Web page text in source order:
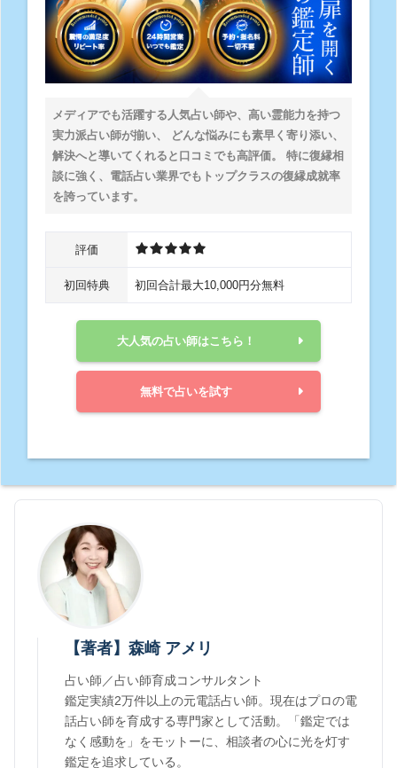
メディアでも活躍する人気占い師や、高い霊能力を持つ
実力派占い師が揃い、 どんな悩みにも素早く寄り添い、
解決へと導いてくれると口コミでも高評価。 特に復縁相
談に強く、電話占い業界でもトップクラスの復縁成就率
を誇っています。
評価
初回特典 初回合計最大10,000円分無料
大人気の占い師はこちら！
無料で占いを試す
【著者】森崎 アメリ
占い師／占い師育成コンサルタント
鑑定実績2万件以上の元電話占い師。現在はプロの電
話占い師を育成する専門家として活動。「鑑定では
なく感動を」をモットーに、相談者の心に光を灯す
鑑定を追求している。